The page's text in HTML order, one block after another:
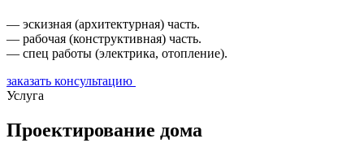
— эскизная (архитектурная) часть.
— рабочая (конструктивная) часть.
— спец работы (электрика, отопление).
заказать консультацию
Услуга
Проектирование дома